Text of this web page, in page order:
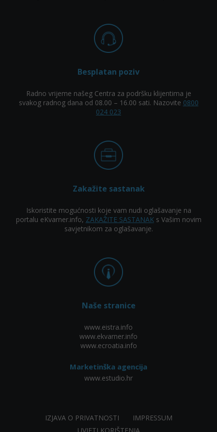
Besplatan poziv
Radno vrijeme našeg Centra za podršku klijentima je
svakog radnog dana od 08.00 – 16.00 sati. Nazovite 0800
024 023
Zakažite sastanak
Iskoristite mogućnosti koje vam nudi oglašavanje na
portalu eKvarner.info, ZAKAŽITE SASTANAKs Vašim novim
savjetnikom za oglašavanje.
Naše stranice
www.eistra.info
www.ekvarner.info
www.ecroatia.info
Marketinška agencija
www.estudio.hr
IZJAVA O PRIVATNOSTI
IMPRESSUM